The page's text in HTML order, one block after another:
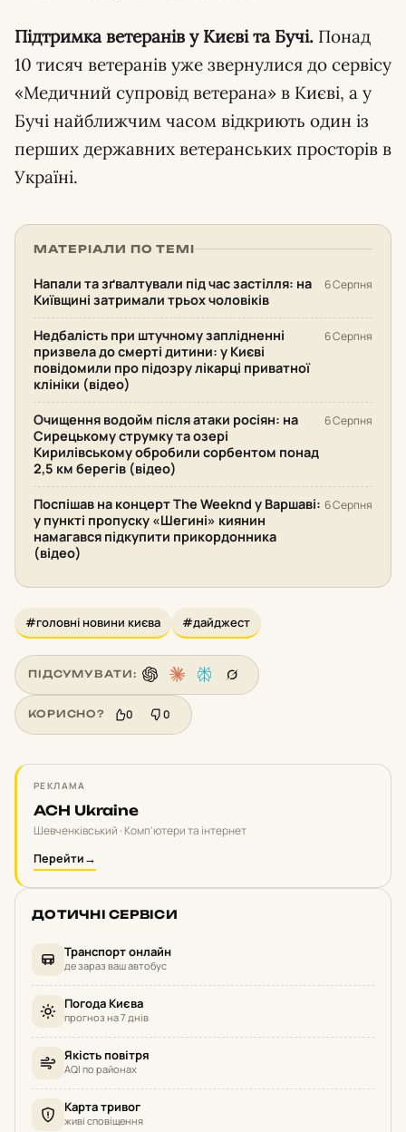
Підтримка ветеранів у Києві та Бучі. Понад
10 тисяч ветеранів уже звернулися до сервісу
«Медичний супровід ветерана» в Києві, а у
Бучі найближчим часом відкриють один із
перших державних ветеранських просторів в
Україні.
МАТЕРІАЛИ ПО ТЕМІ
Напали та зґвалтували під час застілля: на
Київщині затримали трьох чоловіків
6 Серпня
Недбалість при штучному заплідненні
призвела до смерті дитини: у Києві
повідомили про підозру лікарці приватної
клініки (відео)
6 Серпня
Очищення водойм після атаки росіян: на
Сирецькому струмку та озері
Кирилівському обробили сорбентом понад
2,5 км берегів (відео)
6 Серпня
Поспішав на концерт The Weeknd у Варшаві:
у пункті пропуску «Шегині» киянин
намагався підкупити прикордонника
(відео)
6 Серпня
#головні новини києва #дайджест
ПІДСУМУВАТИ:
КОРИСНО? 0 0
РЕКЛАМА
ACH Ukraine
Шевченківський · Комп'ютери та інтернет
Перейти→
ДОТИЧНІ СЕРВІСИ
Транспорт онлайн
де зараз ваш автобус
Погода Києва
прогноз на 7 днів
Якість повітря
AQI по районах
Карта тривог
живі сповіщення